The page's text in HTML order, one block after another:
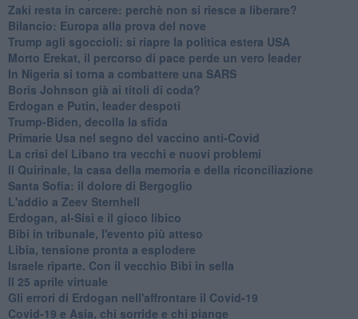
Zaki resta in carcere: perchè non si riesce a liberare?
Bilancio: Europa alla prova del nove
Trump agli sgoccioli: si riapre la politica estera USA
Morto Erekat, il percorso di pace perde un vero leader
In Nigeria si torna a combattere una SARS
Boris Johnson già ai titoli di coda?
Erdogan e Putin, leader despoti
Trump-Biden, decolla la sfida
Primarie Usa nel segno del vaccino anti-Covid
La crisi del Libano tra vecchi e nuovi problemi
Il Quirinale, la casa della memoria e della riconciliazione
Santa Sofia: il dolore di Bergoglio
L'addio a ​Zeev Sternhell
Erdogan, al-Sisi e il gioco libico
Bibi in tribunale, l'evento più atteso
Libia, tensione pronta a esplodere
Israele riparte. Con il vecchio Bibi in sella
Il 25 aprile virtuale
Gli errori di Erdogan nell'affrontare il Covid-19
Covid-19 e Asia, chi sorride e chi piange